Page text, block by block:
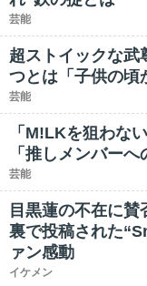
芸能
超ストイックな武
つとは「子供の頃
芸能
「M!LKを狙わな
「推しメンバー
芸能
目黒蓮の不在に
裏で投稿された
ァン感動
イケメン